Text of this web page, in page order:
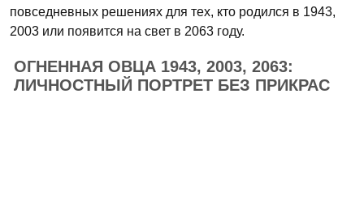
повседневных решениях для тех, кто родился в 1943,
2003 или появится на свет в 2063 году.
ОГНЕННАЯ ОВЦА 1943, 2003, 2063:
ЛИЧНОСТНЫЙ ПОРТРЕТ БЕЗ ПРИКРАС